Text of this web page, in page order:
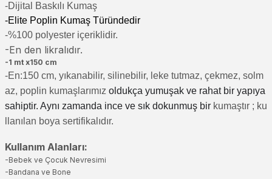
-Dijital Baskılı Kumaş
-Elite Poplin Kumaş Türündedir
-%100 polyester içeriklidir.
-En den likralıdır.
-1 mt x150 cm
-En:150 cm, yıkanabilir, silinebilir, leke tutmaz, çekmez, solm
az, poplin kumaşlarımız oldukça yumuşak ve rahat bir yapıya
sahiptir. Aynı zamanda ince ve sık dokunmuş bir kumaştır ; ku
llanılan boya sertifikalıdır.
Kullanım Alanları:
-Bebek ve Çocuk Nevresimi
-Bandana ve Bone